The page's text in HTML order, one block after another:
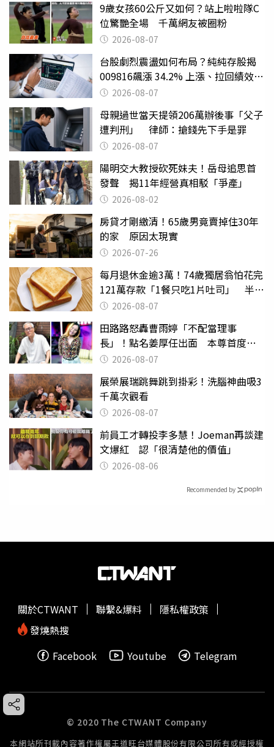
9歲女孩60公斤又如何？站上啦啦隊C
位驚艷全場 千萬網友被圈粉
2026-08-07
台股劇烈震盪如何布局？純純存股揭
009816飆漲 34.2% 上漲、拉回績效勝
主動式ETF
2026-08-07
母親過世當天提領206萬辦後事「父子
遭判刑」 律師：搶錢先下手是罪
2026-08-07
陽明交大教授砍死妹夫！岳母追思首
發聲 揭11年經營真相駁「爭產」
2026-08-02
房貸才剛繳清！65歲男竟賣掉住30年
的家 原因太現實
2026-07-26
每月退休金逾3萬！74歲獨居翁怕花完
121萬存款「1餐只吃1片吐司」 半年
後暴瘦嚇壞女兒
2026-08-07
田路路怒轟曹雨婷「不配當理事
長」！點名姜厚任出面 本尊首度回
應了2026-08-07
展榮展瑞跳舞跳到掛彩！洗腦神曲吸3
千萬次觀看
2026-08-07
前員工才轉投李多慧！Joeman再談建
文爆紅 認「很清楚他的價值」
2026-08-06
Recommended by
關於CTWANT 聯繫&爆料
隱私權政策
發燒熱搜
Facebook
Youtube Telegram
© 2020 The CTWANT Company
本網站所刊載內容著作權屬王道旺台媒體股份有限公司所有或經授權